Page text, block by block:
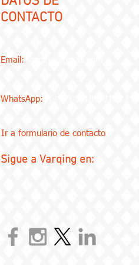
CONTACTO
Email:
WhatsApp:
Ir a formulario de contacto
Sigue a Varqing en: